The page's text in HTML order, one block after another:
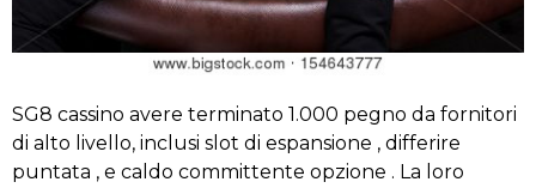
SG8 cassino avere terminato 1.000 pegno da fornitori
di alto livello, inclusi slot di espansione , differire
puntata , e caldo committente opzione . La loro